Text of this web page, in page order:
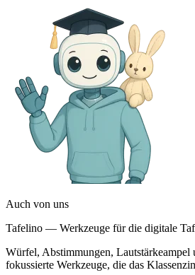
Auch von uns
Tafelino — Werkzeuge für die digitale
Würfel, Abstimmungen, Lautstärkeampel
fokussierte Werkzeuge, die das